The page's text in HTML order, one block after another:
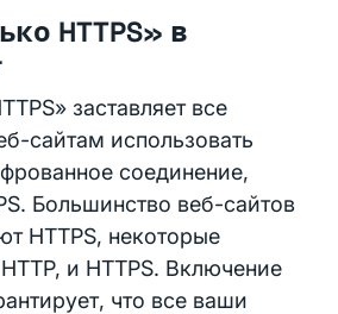
HTTPS» в
заставляет все
сайтам использовать
соединение,
Большинство веб-сайтов
HTTPS, некоторые
и HTTPS. Включение
что все ваши